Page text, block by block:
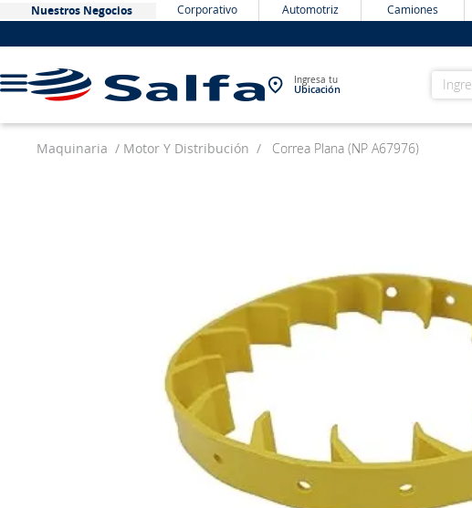
Nuestros Negocios Corporativo Automotriz Camiones
Ingresa tu
Ubicación
Maquinaria Motor Y Distribución Correa Plana (NP A67976)